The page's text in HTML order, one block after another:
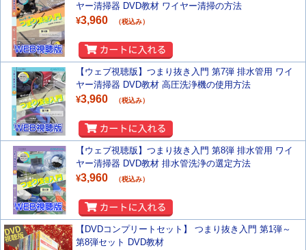
ヤー清掃器 DVD教材 ワイヤー清掃の方法
¥3,960 （税込み）
【ウェブ視聴版】つまり抜き入門 第7弾 排水管用 ワイ
ヤー清掃器 DVD教材 高圧洗浄機の使用方法
¥3,960 （税込み）
【ウェブ視聴版】つまり抜き入門 第8弾 排水管用 ワイ
ヤー清掃器 DVD教材 排水管洗浄の選定方法
¥3,960 （税込み）
【DVDコンプリートセット】 つまり抜き入門 第1弾～
第8弾セット DVD教材